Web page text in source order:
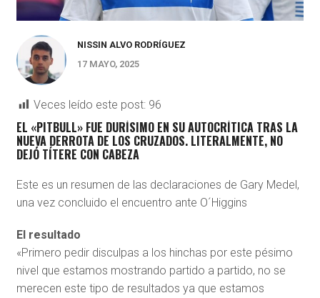
NISSIN ALVO RODRÍGUEZ
17 MAYO, 2025
Veces leído este post: 96
EL «PITBULL» FUE DURÍSIMO EN SU AUTOCRÍTICA TRAS LA
NUEVA DERROTA DE LOS CRUZADOS. LITERALMENTE, NO
DEJÓ TÍTERE CON CABEZA
Este es un resumen de las declaraciones de Gary Medel,
una vez concluido el encuentro ante O´Higgins
El resultado
«Primero pedir disculpas a los hinchas por este pésimo
nivel que estamos mostrando partido a partido, no se
merecen este tipo de resultados ya que estamos